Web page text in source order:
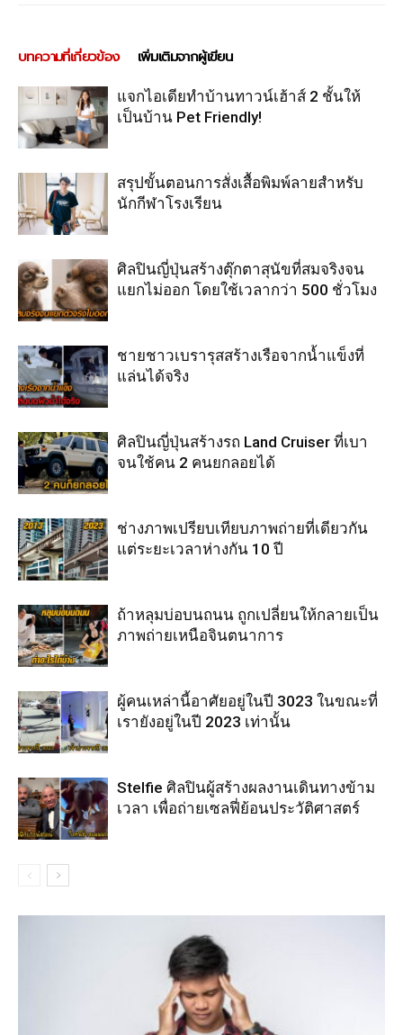
บทความที่เกี่ยวข้อง เพิ่มเติมจากผู้เขียน
แจกไอเดียทำบ้านทาวน์เฮ้าส์ 2 ชั้นให้
เป็นบ้าน Pet Friendly!
สรุปขั้นตอนการสั่งเสื้อพิมพ์ลายสำหรับ
นักกีฬาโรงเรียน
ศิลปินญี่ปุ่นสร้างตุ๊กตาสุนัขที่สมจริงจน
แยกไม่ออก โดยใช้เวลากว่า 500 ชั่วโมง
ชายชาวเบรารุสสร้างเรือจากน้ำแข็งที่
แล่นได้จริง
ศิลปินญี่ปุ่นสร้างรถ Land Cruiser ที่เบา
จนใช้คน 2 คนยกลอยได้
ช่างภาพเปรียบเทียบภาพถ่ายที่เดียวกัน
แต่ระยะเวลาห่างกัน 10 ปี
ถ้าหลุมบ่อบนถนน ถูกเปลี่ยนให้กลายเป็น
ภาพถ่ายเหนือจินตนาการ
ผู้คนเหล่านี้อาศัยอยู่ในปี 3023 ในขณะที่
เรายังอยู่ในปี 2023 เท่านั้น
Stelfie ศิลปินผู้สร้างผลงานเดินทางข้าม
เวลา เพื่อถ่ายเซลฟี่ย้อนประวัติศาสตร์